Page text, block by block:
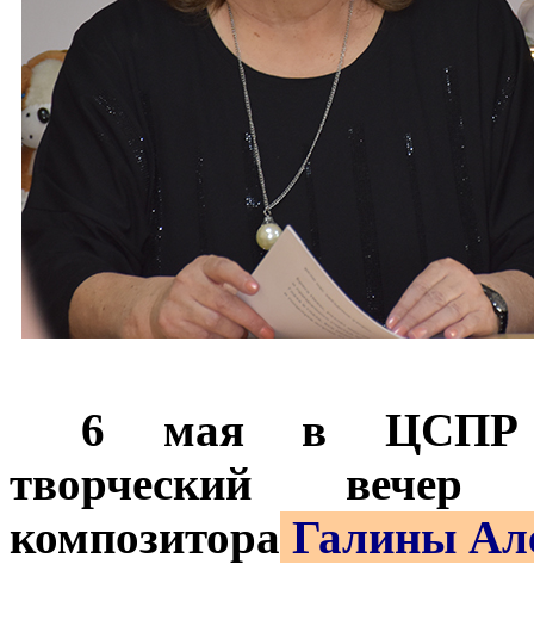
6 мая в ЦСПР
творческий вечер
композитора Галины